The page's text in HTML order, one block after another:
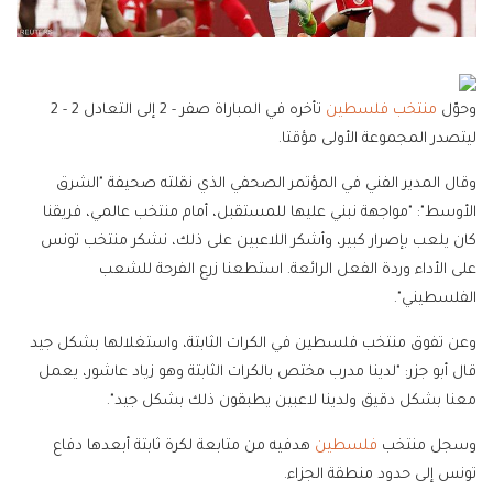
وحوّل منتخب فلسطين
تأخره في المباراة صفر - 2 إلى التعادل 2 - 2
ليتصدر المجموعة الأولى مؤقتا.
وقال المدير الفني في المؤتمر الصحفي الذي نقلته صحيفة "الشرق
الأوسط": "مواجهة نبني عليها للمستقبل، أمام منتخب عالمي، فريقنا
كان يلعب بإصرار كبير، وأشكر اللاعبين على ذلك، نشكر منتخب تونس
على الأداء وردة الفعل الرائعة. استطعنا زرع الفرحة للشعب
الفلسطيني".
وعن تفوق منتخب فلسطين في الكرات الثابتة، واستغلالها بشكل جيد
قال أبو جزر: "لدينا مدرب مختص بالكرات الثابتة وهو زياد عاشور، يعمل
معنا بشكل دقيق ولدينا لاعبين يطبقون ذلك بشكل جيد".
وسجل منتخب فلسطين هدفيه من متابعة لكرة ثابتة أبعدها دفاع
تونس إلى حدود منطقة الجزاء.